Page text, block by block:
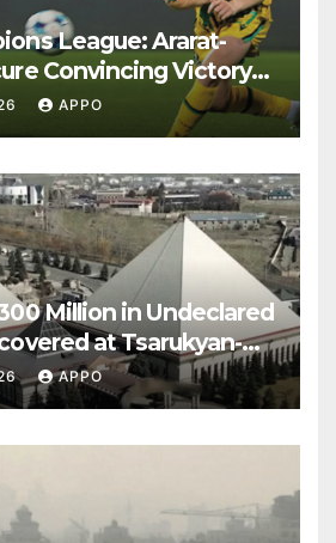
League: Ararat-
Convincing Victory
Rovers 2-0
APPO
Million in Undeclared
at Tsarukyan-
Center
APPO